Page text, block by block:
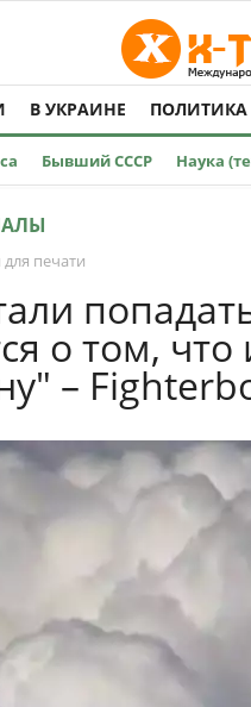
В УКРАИНЕ ПОЛИТИКА
Бывший СССР Наука
для печати
о том, что
–